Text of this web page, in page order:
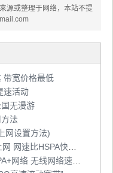
源或整理于网络，本站不提
带宽价格最低
速活动
无漫游
法
网设置方法)